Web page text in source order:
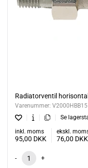
Radiatorventil
Varenummer: V2000HBB15
Se
inkl. moms
95,00 DKK
ekskl.
76,00 DKK
- +